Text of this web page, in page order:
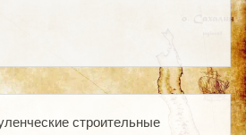
строительные